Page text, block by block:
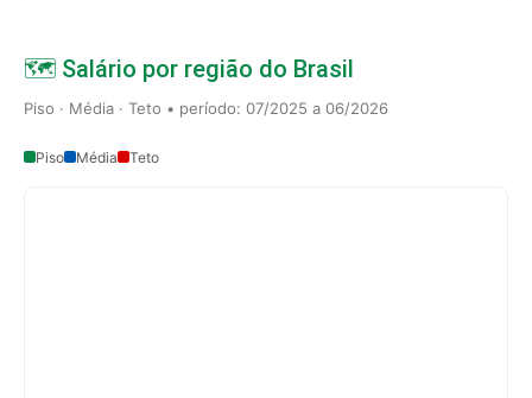
🗺️ Salário por região do Brasil
Piso · Média · Teto • período: 07/2025 a 06/2026
Piso Média Teto